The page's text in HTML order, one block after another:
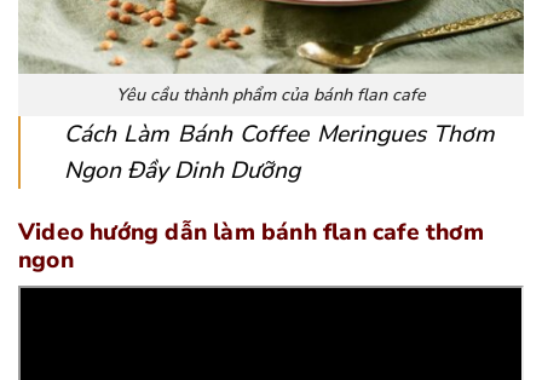
Yêu cầu thành phẩm của bánh flan cafe
Cách Làm Bánh Coffee Meringues Thơm
Ngon Đầy Dinh Dưỡng
Video hướng dẫn làm bánh flan cafe thơm
ngon